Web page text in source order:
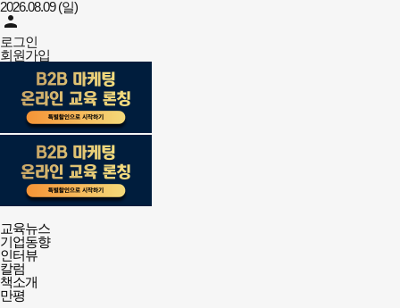
2026.08.09 (일)
person
로그인
회원가입
전체메뉴
열기/
닫기
교육뉴스
기업동향
인터뷰
칼럼
책소개
만평